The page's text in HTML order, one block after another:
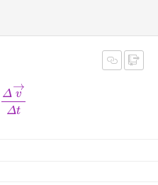
Δ v
→
Δt